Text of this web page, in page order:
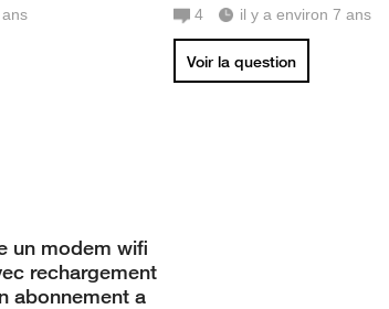
4 il y a environ 7 ans
Voir la question
un modem wifi
rechargement
abonnement a